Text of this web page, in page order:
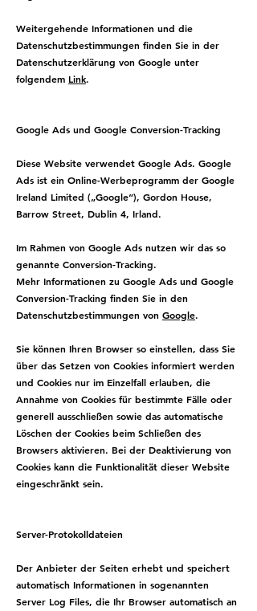
Weitergehende Informationen und die
Datenschutzbestimmungen finden Sie in der
Datenschutzerklärung von Google unter
folgendem Link.
Google Ads und Google Conversion-Tracking
Diese Website verwendet Google Ads. Google
Ads ist ein Online-Werbeprogramm der Google
Ireland Limited („Google“), Gordon House,
Barrow Street, Dublin 4, Irland.
Im Rahmen von Google Ads nutzen wir das so
genannte Conversion-Tracking.
Mehr Informationen zu Google Ads und Google
Conversion-Tracking finden Sie in den
Datenschutzbestimmungen von Google.
Sie können Ihren Browser so einstellen, dass Sie
über das Setzen von Cookies informiert werden
und Cookies nur im Einzelfall erlauben, die
Annahme von Cookies für bestimmte Fälle oder
generell ausschließen sowie das automatische
Löschen der Cookies beim Schließen des
Browsers aktivieren. Bei der Deaktivierung von
Cookies kann die Funktionalität dieser Website
eingeschränkt sein.
Server-Protokolldateien
Der Anbieter der Seiten erhebt und speichert
automatisch Informationen in sogenannten
Server Log Files, die Ihr Browser automatisch an